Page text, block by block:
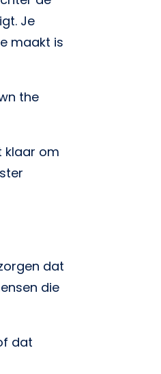
Je
maakt is
the
klaar om
dat
die
dat